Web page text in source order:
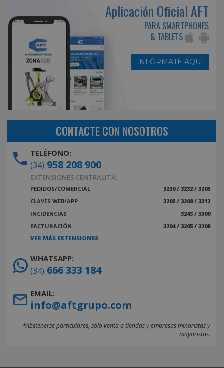
Aplicación Oficial AFT
PARA SMARTPHONES
& TABLETS
INFÓRMATE AQUÍ
CONTACTE CON NOSOTROS
TELÉFONO:
(34) 958 208 900
EXTENSIONES CENTRALITA:
PEDIDOS/COMERCIAL
3230 / 3232 / 3205
CLAVES WEB/APP
3205 / 3208 / 3312
INCIDENCIAS
3243 / 3300
FACTURACIÓN
3204 / 3205 / 3208
VER MÁS EXTENSIONES
WHATSAPP:
(34) 666 333 184
EMAIL:
info@aftgrupo.com
*Abstenerse particulares, sólo venta a tiendas y empresas minoristas y
mayoristas.